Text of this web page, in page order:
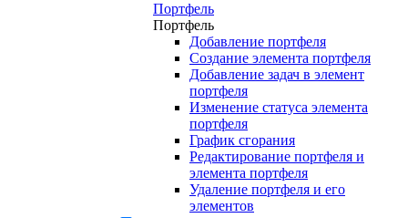
Портфель
Портфель
Добавление портфеля
Создание элемента портфеля
Добавление задач в элемент
портфеля
Изменение статуса элемента
портфеля
График сгорания
Редактирование портфеля и
элемента портфеля
Удаление портфеля и его
элементов